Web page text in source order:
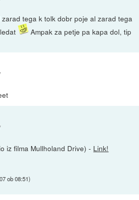
tega k tolk dobr poje al zarad tega
Ampak za petje pa kapa dol, tip
iz filma Mullholand Drive) - Link!
ob 08:51)